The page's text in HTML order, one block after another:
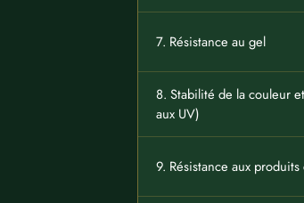
7. Résistance au gel
8. Stabilité de la couleur
aux UV)
9. Résistance aux